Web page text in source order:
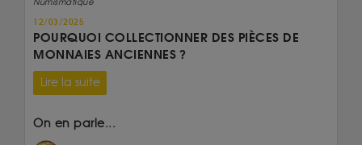
Numismatique
12/03/2025
POURQUOI COLLECTIONNER DES PIÈCES DE
MONNAIES ANCIENNES ?
Lire la suite
On en parle...